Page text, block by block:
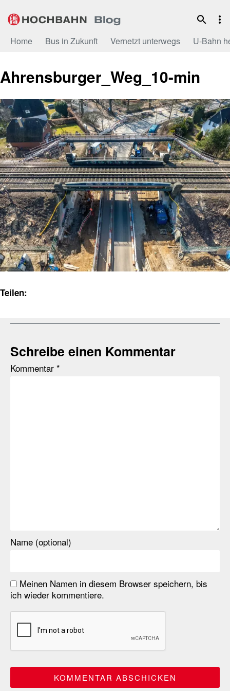
Inhalt
Home Bus in Zukunft Vernetzt unterwegs U-Bahn
Ahrensburger_Weg_10-min
Teilen:
Schreibe einen Kommentar
Kommentar *
Name (optional)
Meinen Namen in diesem Browser speichern, bis
ich wieder kommentiere.